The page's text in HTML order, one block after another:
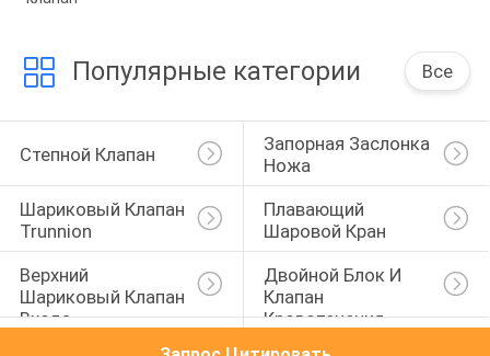
Популярные категории Все
Степной Клапан
Запорная Заслонка
Ножа
Шариковый Клапан
Trunnion
Плавающий
Шаровой Кран
Верхний
Шариковый Клапан
Входа
Двойной Блок И
Клапан
Кровотечения